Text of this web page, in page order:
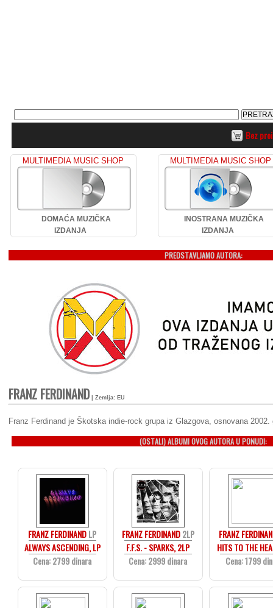
Bez
MULTIMEDIA MUSIC SHOP
DOMAĆA MUZIČKA
IZDANJA
MULTIMEDIA MUSIC SHOP
INOSTRANA MUZIČKA
IZDANJA
PREDSTAVLJAMO AUTORA:
FRANZ FERDINAND | Zemlja: EU
Franz Ferdinand je Škotska indie-rock grupa iz Glazgova, osnovana 2002.
(OSTALI) ALBUMI OVOG AUTORA U PONUDI:
FRANZ FERDINANDLP
ALWAYS ASCENDING, LP
Cena: 2799 dinara
FRANZ FERDINAND2LP
F.F.S. - SPARKS, 2LP
Cena: 2999 dinara
FRANZ
HITS TO THE
Cena: 1799